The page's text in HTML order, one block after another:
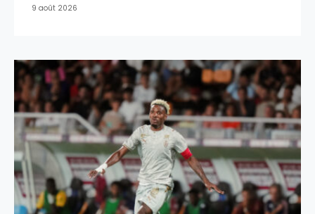
9 août 2026